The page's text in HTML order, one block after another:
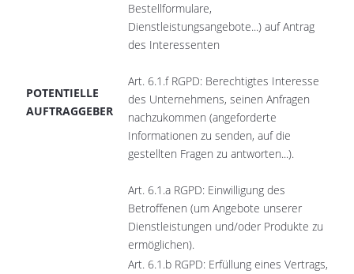
POTENTIELLE
AUFTRAGGEBER
Bestellformulare,
Dienstleistungsangebote...) auf Antrag
des Interessenten
Art. 6.1.f RGPD: Berechtigtes Interesse
des Unternehmens, seinen Anfragen
nachzukommen (angeforderte
Informationen zu senden, auf die
gestellten Fragen zu antworten...).
Art. 6.1.a RGPD: Einwilligung des
Betroffenen (um Angebote unserer
Dienstleistungen und/oder Produkte zu
ermöglichen).
Art. 6.1.b RGPD: Erfüllung eines Vertrags,